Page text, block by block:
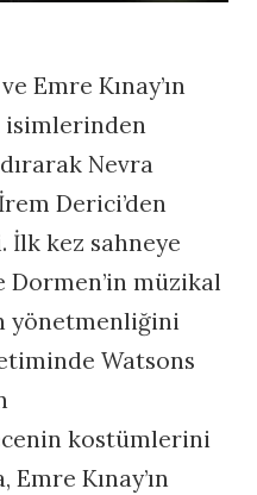
Emre Kınay’ın
isimlerinden
Nevra
Derici’den
İlk kez sahneye
Dormen’in müzikal
yönetmenliğini
Watsons
kostümlerini
Kınay’ın